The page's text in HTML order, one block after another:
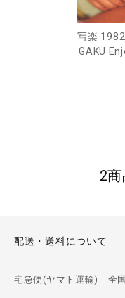
写楽
GAKU
2
配送・送料について
宅急便(ヤマト運輸) 全国